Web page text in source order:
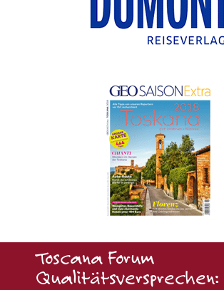
Toscana Forum
Qualitätsversprechen: